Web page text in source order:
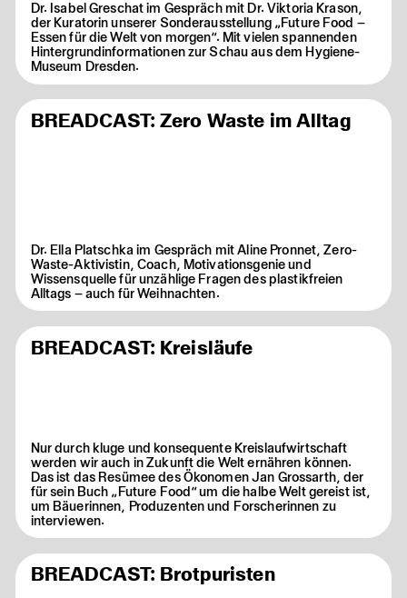
Dr. Isabel Greschat im Gespräch mit Dr. Viktoria Krason,
der Kuratorin unserer Sonderausstellung „Future Food –
Essen für die Welt von morgen“. Mit vielen spannenden
Hintergrundinformationen zur Schau aus dem Hygiene-
Museum Dresden.
BREADCAST: Zero Waste im Alltag
Dr. Ella Platschka im Gespräch mit Aline Pronnet, Zero-
Waste-Aktivistin, Coach, Motivationsgenie und
Wissensquelle für unzählige Fragen des plastikfreien
Alltags – auch für Weihnachten.
BREADCAST: Kreisläufe
Nur durch kluge und konsequente Kreislaufwirtschaft
werden wir auch in Zukunft die Welt ernähren können.
Das ist das Resümee des Ökonomen Jan Grossarth, der
für sein Buch „Future Food“ um die halbe Welt gereist ist,
um Bäuerinnen, Produzenten und Forscherinnen zu
interviewen.
BREADCAST: Brotpuristen